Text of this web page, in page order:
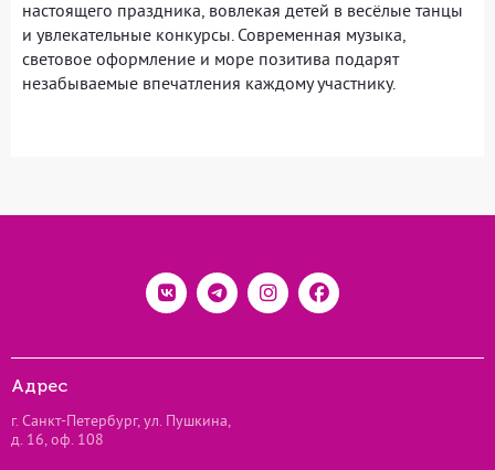
настоящего праздника, вовлекая детей в весёлые танцы
и увлекательные конкурсы. Современная музыка,
световое оформление и море позитива подарят
незабываемые впечатления каждому участнику.
Адрес
г. Санкт-Петербург, ул. Пушкина,
д. 16, оф. 108